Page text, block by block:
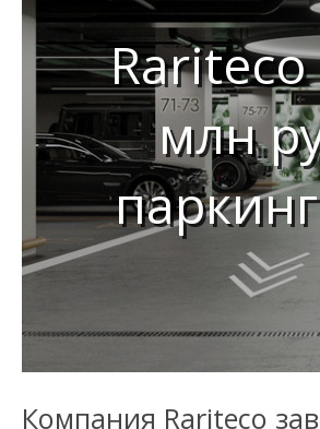
Rariteco
млн
Компания Rariteco